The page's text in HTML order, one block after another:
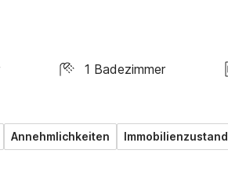
1 Badezimmer
Annehmlichkeiten Immobilienzustand